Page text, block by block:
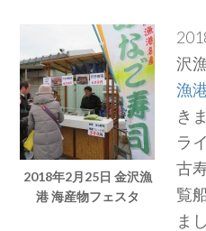
2018年2月25日 金沢漁
港 海産物フェスタ
沢
漁
き
ラ
古
覧
ま